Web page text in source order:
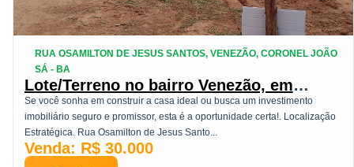
RUA OSAMILTON DE JESUS SANTOS, VENEZÃO, CORONEL JOÃO
SÁ - BA
Lote/Terreno no bairro Venezão, em
Coronel João Sá
Se você sonha em construir a casa ideal ou busca um investimento
imobiliário seguro e promissor, esta é a oportunidade certa!. Localização
Estratégica. Rua Osamilton de Jesus Santo...
Venda: R$ 30.000